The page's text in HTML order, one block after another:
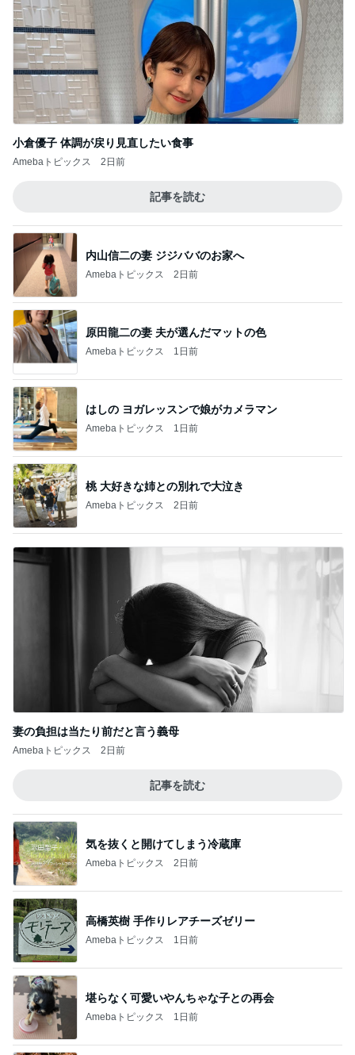
小倉優子 体調が戻り見直したい食事
Amebaトピックス 2日前
記事を読む
内山信二の妻 ジジババのお家へ
Amebaトピックス 2日前
原田龍二の妻 夫が選んだマットの色
Amebaトピックス 1日前
はしの ヨガレッスンで娘がカメラマン
Amebaトピックス 1日前
桃 大好きな姉との別れで大泣き
Amebaトピックス 2日前
妻の負担は当たり前だと言う義母
Amebaトピックス 2日前
記事を読む
気を抜くと開けてしまう冷蔵庫
Amebaトピックス 2日前
高橋英樹 手作りレアチーズゼリー
Amebaトピックス 1日前
堪らなく可愛いやんちゃな子との再会
Amebaトピックス 1日前